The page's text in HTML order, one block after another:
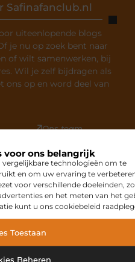
voor ons belangrijk
technologieën om te
en om uw ervaring te
voor verschillende doeleinden,
en het meten van het
kunt u ons cookiebeleid
Toestaan
Beheren
Safinafanclub.nl
uiteenlopende blogs
je nu op zoek bent naar
of wilt samenwerken, bij
Wil je zelf bijdragen als
op en word deel van
Ons team
die u